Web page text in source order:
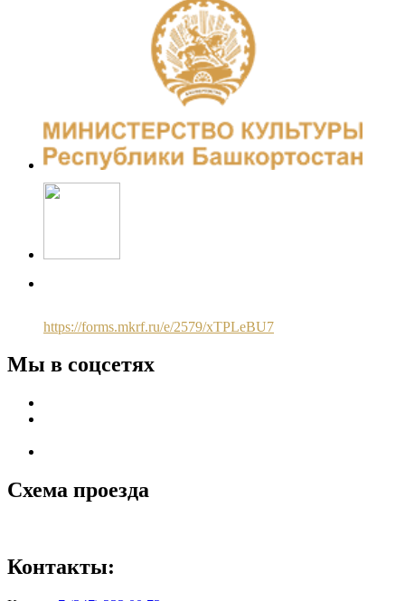
https://forms.mkrf.ru/e/2579/xTPLeBU7
Мы в соцсетях
Схема проезда
Контакты: